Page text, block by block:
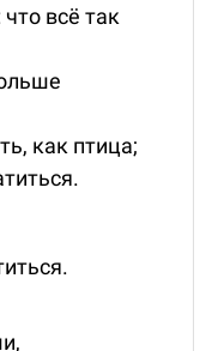
всё так
как птица;